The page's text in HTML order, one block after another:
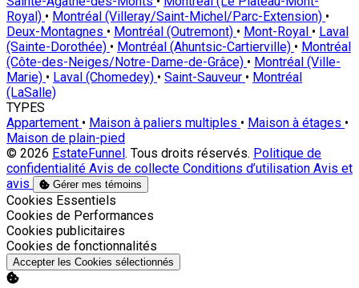
Royal) • Montréal (Villeray/Saint-Michel/Parc-Extension) •
Deux-Montagnes • Montréal (Outremont) • Mont-Royal • Laval
(Sainte-Dorothée) • Montréal (Ahuntsic-Cartierville) • Montréal
(Côte-des-Neiges/Notre-Dame-de-Grâce) • Montréal (Ville-
Marie) • Laval (Chomedey) • Saint-Sauveur • Montréal
(LaSalle)
TYPES
Appartement • Maison à paliers multiples • Maison à étages •
Maison de plain-pied
© 2026 EstateFunnel . Tous droits réservés. Politique de
confidentialité Avis de collecte Conditions d’utilisation Avis et
avis
Gérer mes témoins
Activer
Cookies Essentiels
Activer
Cookies de Performances
Activer
Cookies publicitaires
Activer
Cookies de fonctionnalités
Accepter les Cookies sélectionnés